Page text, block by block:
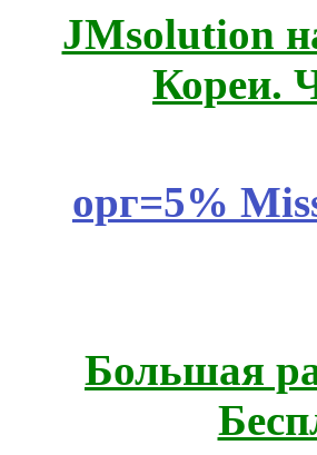
JMsolution
орг=5%
Большая